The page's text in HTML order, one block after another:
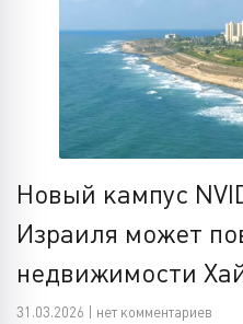
Новый кампус
Израиля может
недвижимости
31.03.2026 | нет комментариев